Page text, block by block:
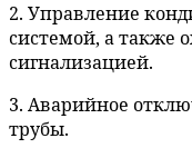
2. Управление
системой, а также
сигнализацией.
3. Аварийное
трубы.